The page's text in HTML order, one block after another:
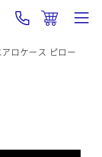
アロケース ピロー